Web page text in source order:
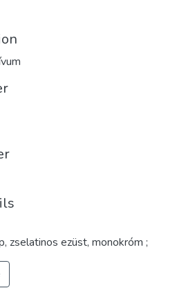
zselatinos ezüst, monokróm ;